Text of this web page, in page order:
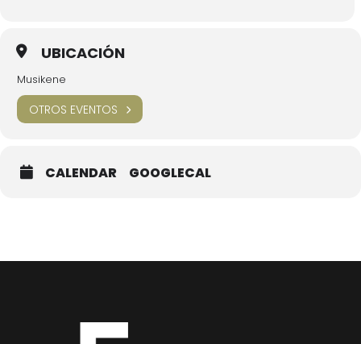
UBICACIÓN
Musikene
OTROS EVENTOS
CALENDAR GOOGLECAL